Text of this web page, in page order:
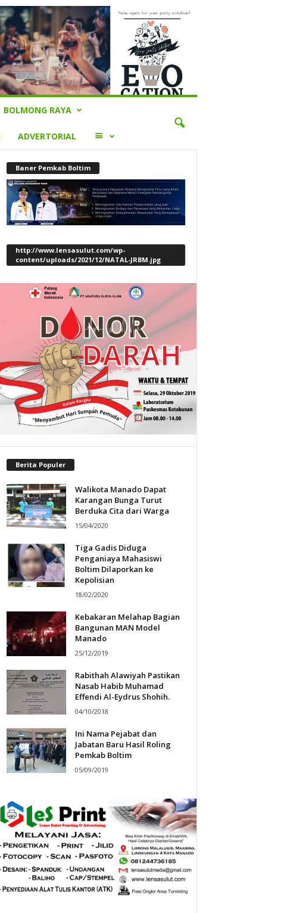
BOLMONG RAYA
ADVERTORIAL LAINNYA
Baner Pemkab Boltim
http://www.lensasulut.com/wp-
content/uploads/2021/12/NATAL-JRBM.jpg
Berita Populer
Walikota Manado Dapat
Karangan Bunga Turut
Berduka Cita dari Warga
15/04/2020
Tiga Gadis Diduga
Penganiaya Mahasiswi
Boltim Dilaporkan ke
Kepolisian
18/02/2020
Kebakaran Melahap Bagian
Bangunan MAN Model
Manado
25/12/2019
Rabithah Alawiyah Pastikan
Nasab Habib Muhamad
Effendi Al-Eydrus Shohih.
04/10/2018
Ini Nama Pejabat dan
Jabatan Baru Hasil Roling
Pemkab Boltim
05/09/2019